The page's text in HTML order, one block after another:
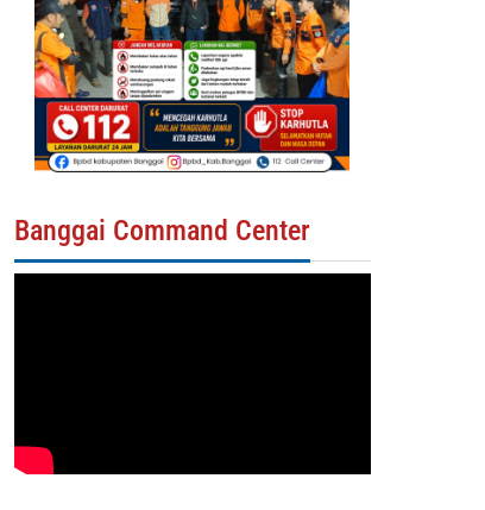
Banggai Command Center